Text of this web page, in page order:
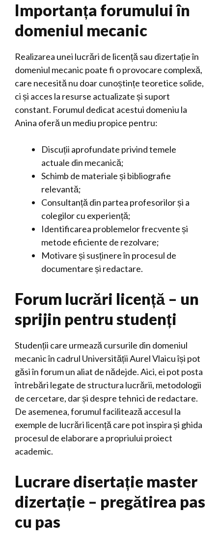
Importanța forumului în
domeniul mecanic
Realizarea unei lucrări de licență sau dizertație în
domeniul mecanic poate fi o provocare complexă,
care necesită nu doar cunoștințe teoretice solide,
ci și acces la resurse actualizate și suport
constant. Forumul dedicat acestui domeniu la
Anina oferă un mediu propice pentru:
Discuții aprofundate privind temele
actuale din mecanică;
Schimb de materiale și bibliografie
relevantă;
Consultanță din partea profesorilor și a
colegilor cu experiență;
Identificarea problemelor frecvente și
metode eficiente de rezolvare;
Motivare și susținere în procesul de
documentare și redactare.
Forum lucrări licență – un
sprijin pentru studenți
Studenții care urmează cursurile din domeniul
mecanic în cadrul Universității Aurel Vlaicu își pot
găsi în forum un aliat de nădejde. Aici, ei pot posta
întrebări legate de structura lucrării, metodologii
de cercetare, dar și despre tehnici de redactare.
De asemenea, forumul facilitează accesul la
exemple de lucrări licență care pot inspira și ghida
procesul de elaborare a propriului proiect
academic.
Lucrare disertație master
dizertație – pregătirea pas
cu pas